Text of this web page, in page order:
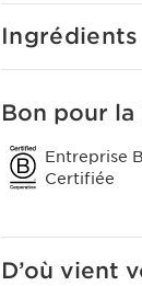
Ingrédients
Bon pour
Entreprise B
Certifiée
D’où vient